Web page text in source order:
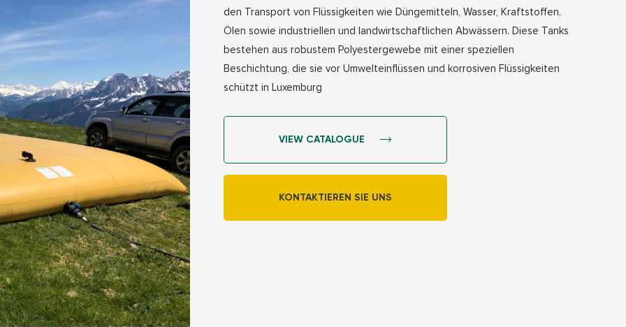
den Transport von Flüssigkeiten wie Düngemitteln, Wasser, Kraftstoffen,
Ölen sowie industriellen und landwirtschaftlichen Abwässern. Diese Tanks
bestehen aus robustem Polyestergewebe mit einer speziellen
Beschichtung, die sie vor Umwelteinflüssen und korrosiven Flüssigkeiten
schützt in Luxemburg
VIEW CATALOGUE
KONTAKTIEREN SIE UNS